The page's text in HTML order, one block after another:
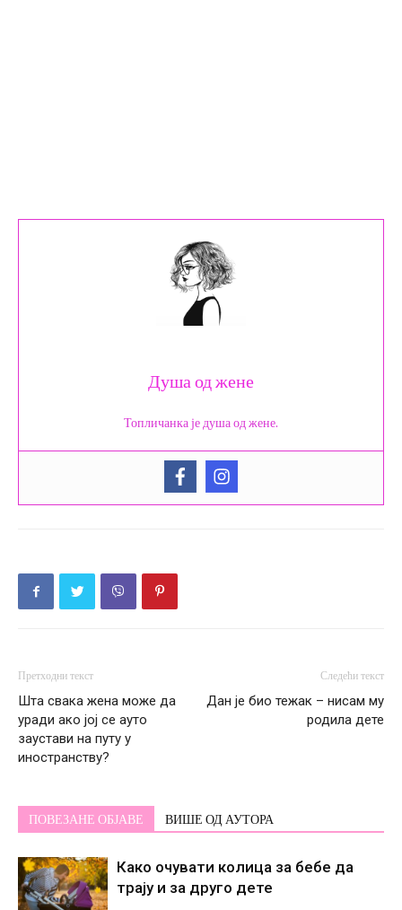
Душа од жене
Топличанка је душа од жене.
Претходни текст
Шта свака жена може да
уради ако јој се ауто
заустави на путу у
иностранству?
Следећи текст
Дан је био тежак – нисам му
родила дете
ПОВЕЗАНЕ ОБЈАВЕ ВИШЕ ОД АУТОРА
Како очувати колица за бебе да
трају и за друго дете